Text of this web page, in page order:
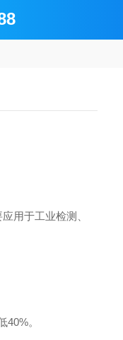
用于工业检测、
。